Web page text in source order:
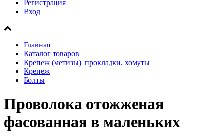
Регистрация
Вход
Главная
Каталог товаров
Крепеж (метизы), прокладки, хомуты
Крепеж
Болты
Проволока отожженая
фасованная в маленьких